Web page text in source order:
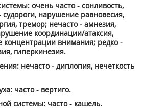
очень часто - сонливость,
судороги, нарушение равновесия,
тремор; нечасто - амнезия,
координации/атаксия,
концентрации внимания; редко -
гиперкинезия.
нечасто - диплопия, нечеткость
часто - вертиго.
системы: часто - кашель.